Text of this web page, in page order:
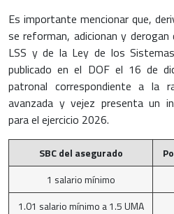
Es importante mencionar que,
se reforman, adicionan y
LSS y de la Ley de los
publicado en el DOF el 16 de
patronal correspondiente a la
avanzada y vejez presenta un
para el ejercicio 2026.
SBC del asegurado
1 salario mínimo
1.01 salario mínimo a 1.5 UMA